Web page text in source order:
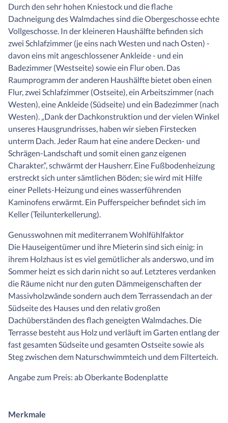
Durch den sehr hohen Kniestock und die flache
Dachneigung des Walmdaches sind die Obergeschosse echte
Vollgeschosse. In der kleineren Haushälfte befinden sich
zwei Schlafzimmer (je eins nach Westen und nach Osten) -
davon eins mit angeschlossener Ankleide - und ein
Badezimmer (Westseite) sowie ein Flur oben. Das
Raumprogramm der anderen Haushälfte bietet oben einen
Flur, zwei Schlafzimmer (Ostseite), ein Arbeitszimmer (nach
Westen), eine Ankleide (Südseite) und ein Badezimmer (nach
Westen). „Dank der Dachkonstruktion und der vielen Winkel
unseres Hausgrundrisses, haben wir sieben Firstecken
unterm Dach. Jeder Raum hat eine andere Decken- und
Schrägen-Landschaft und somit einen ganz eigenen
Charakter.“, schwärmt der Hausherr. Eine Fußbodenheizung
erstreckt sich unter sämtlichen Böden; sie wird mit Hilfe
einer Pellets-Heizung und eines wasserführenden
Kaminofens erwärmt. Ein Pufferspeicher befindet sich im
Keller (Teilunterkellerung).
Genusswohnen mit mediterranem Wohlfühlfaktor
Die Hauseigentümer und ihre Mieterin sind sich einig: in
ihrem Holzhaus ist es viel gemütlicher als anderswo, und im
Sommer heizt es sich darin nicht so auf. Letzteres verdanken
die Räume nicht nur den guten Dämmeigenschaften der
Massivholzwände sondern auch dem Terrassendach an der
Südseite des Hauses und den relativ großen
Dachüberständen des flach geneigten Walmdaches. Die
Terrasse besteht aus Holz und verläuft im Garten entlang der
fast gesamten Südseite und gesamten Ostseite sowie als
Steg zwischen dem Naturschwimmteich und dem Filterteich.
Angabe zum Preis: ab Oberkante Bodenplatte
Merkmale